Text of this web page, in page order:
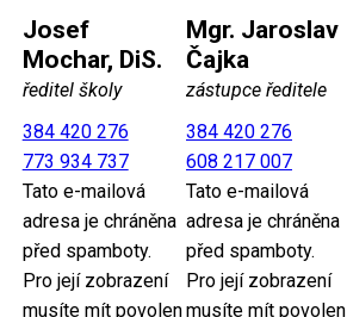
Josef
Mochar, DiS.
ředitel školy
384 420 276
773 934 737
Tato e-mailová
adresa je chráněna
před spamboty.
Pro její zobrazení
musíte mít povolen
Mgr. Jaroslav
Čajka
zástupce ředitele
384 420 276
608 217 007
Tato e-mailová
adresa je chráněna
před spamboty.
Pro její zobrazení
musíte mít povolen